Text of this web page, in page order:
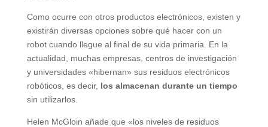
Como ocurre con otros productos electrónicos, existen y
existirán diversas opciones sobre qué hacer con un
robot cuando llegue al final de su vida primaria. En la
actualidad, muchas empresas, centros de investigación
y universidades «hibernan» sus residuos electrónicos
robóticos, es decir, los almacenan durante un tiempo
sin utilizarlos.
Helen McGloin añade que «los niveles de residuos